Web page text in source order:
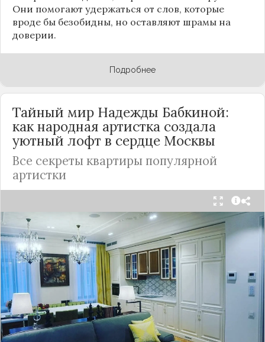
Они помогают удержаться от слов, которые
вроде бы безобидны, но оставляют шрамы на
доверии.
Подробнее
Тайный мир Надежды Бабкиной:
как народная артистка создала
уютный лофт в сердце Москвы
Все секреты квартиры популярной
артистки
Народная артисткаРоссииНадежда Бабкина,
известная своей любовью к традиционному
стилю и народной эстетике, удивила
поклонников, выбрав для своей новой
московской квартиры современный стиль лофт.
Это решение стало настоящим откровением,
демонстрирующим её умение сочетать классику
и актуальные тенденции. Подробности о
проекте раскрывает канал “DOMEO | РЕМОНТ
КВАРТИР | НЕДВИЖИМОСТЬ” 2.